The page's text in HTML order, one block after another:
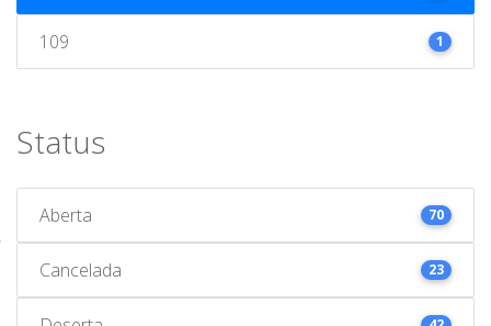
109 1
Status
Aberta 70
Cancelada 23